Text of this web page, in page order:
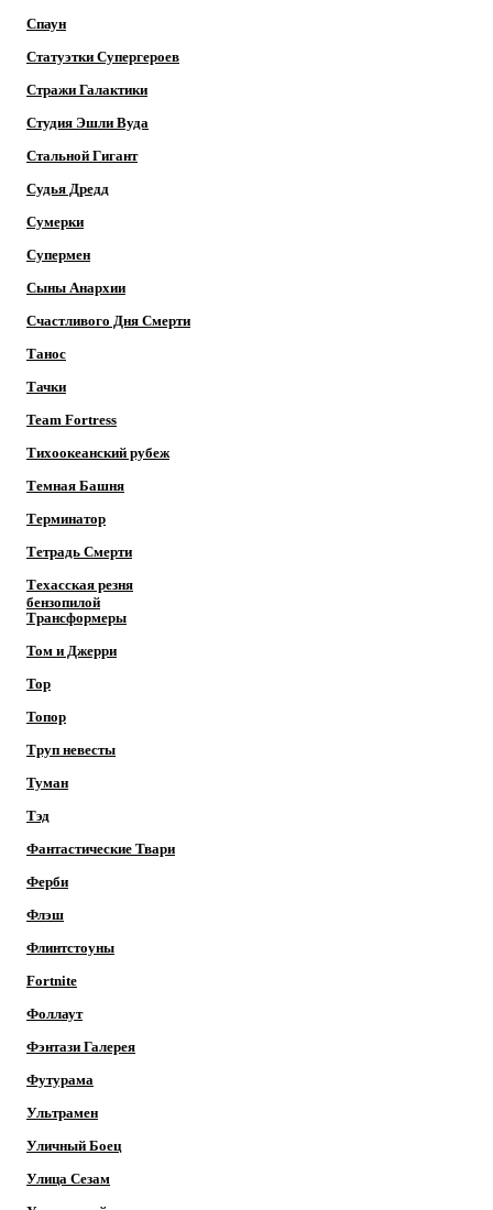
Спаун
Статуэтки Супергероев
Стражи Галактики
Студия Эшли Вуда
Стальной Гигант
Судья Дредд
Сумерки
Супермен
Сыны Анархии
Счастливого Дня Смерти
Танос
Тачки
Team Fortress
Тихоокеанский рубеж
Темная Башня
Терминатор
Тетрадь Смерти
Техасская резня
бензопилой
Трансформеры
Том и Джерри
Тор
Топор
Труп невесты
Туман
Тэд
Фантастические Твари
Ферби
Флэш
Флинтстоуны
Fortnite
Фоллаут
Фэнтази Галерея
Футурама
Ультрамен
Уличный Боец
Улица Сезам